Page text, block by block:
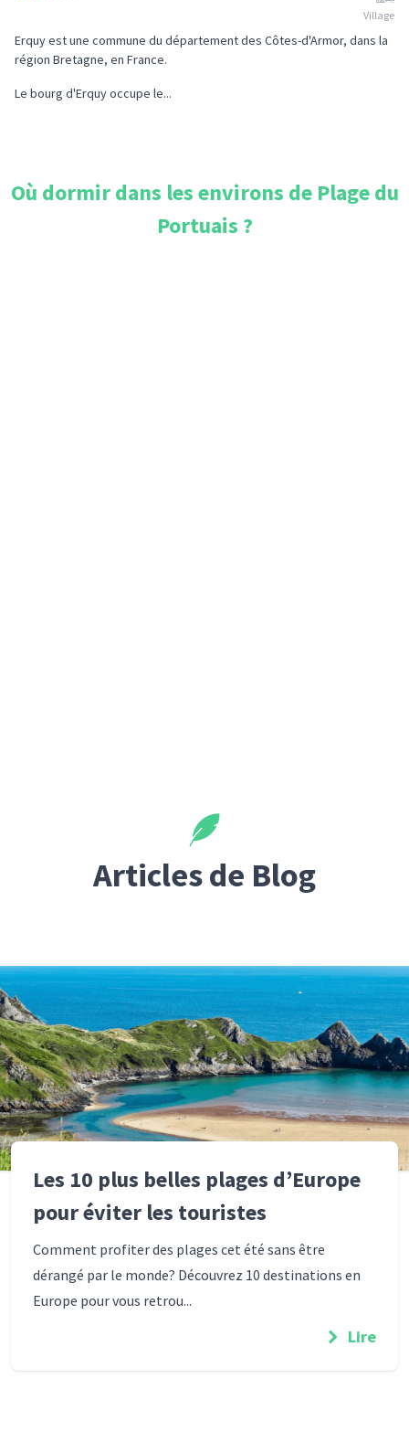
Village
Erquy est une commune du département des Côtes-d'Armor, dans la
région Bretagne, en France.
Le bourg d'Erquy occupe le...
Où dormir dans les environs de Plage du
Portuais ?
Articles de Blog
Les 10 plus belles plages d’Europe
pour éviter les touristes
Comment profiter des plages cet été sans être
dérangé par le monde? Découvrez 10 destinations en
Europe pour vous retrou...
Lire